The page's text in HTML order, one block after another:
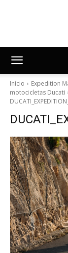
Início
Expedition
motocicletas Ducati